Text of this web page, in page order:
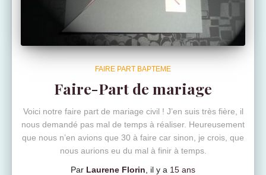
FAIRE PART BAPTEME
Faire-Part de mariage
Voici notre faire part de mariage civil ! J’en suis très fière, il
nous demandé pas mal de temps à réaliser. Heureusement
que nous n’en avions que 30 à faire car sinon, je crois, que
nous aurions eu du mal à finir à temps.
Par Laurene Florin , il y a 15 ans